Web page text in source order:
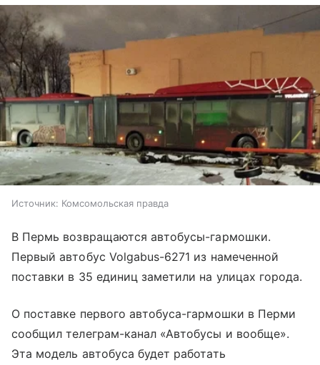
Источник: Комсомольская правда
В Пермь возвращаются автобусы-гармошки.
Первый автобус Volgabus-6271 из намеченной
поставки в 35 единиц заметили на улицах города.
О поставке первого автобуса-гармошки в Перми
сообщил телеграм-канал «Автобусы и вообще».
Эта модель автобуса будет работать